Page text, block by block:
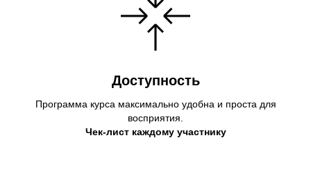
Доступность
Программа курса максимально удобна и проста для
восприятия.
Чек-лист каждому участнику